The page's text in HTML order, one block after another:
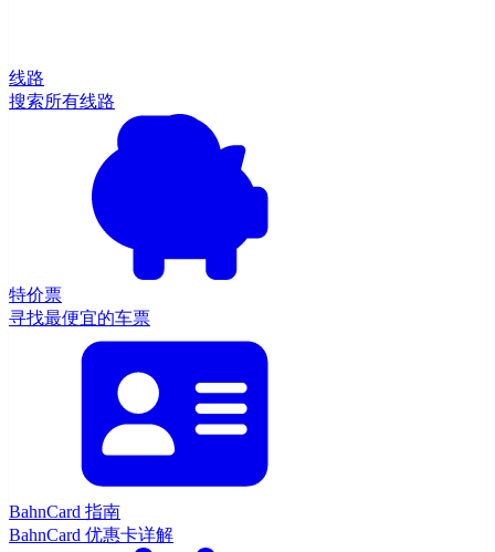
线路
搜索所有线路
特价票
寻找最便宜的车票
BahnCard 指南
BahnCard 优惠卡详解